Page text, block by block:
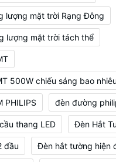
lượng mặt trời Rạng Đông
lượng mặt trời tách thể
500W chiếu sáng bao
PHILIPS đèn đường
thang LED Đèn Hắt
đầu Đèn hắt tường hiện